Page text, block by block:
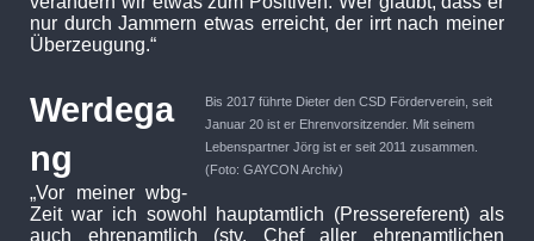
nur durch Jammern etwas erreicht, der irrt nach meiner
Überzeugung.“
Bis 2017 führte Dieter den CSD Förderverein, seit
Januar 20 ist er Ehrenvorsitzender. Mit seinem
Lebenspartner Jörg ist er seit 2011 zusammen.
(Foto: GAYCON Archiv)
Werdega
ng
„Vor meiner wbg-
Zeit war ich sowohl hauptamtlich (Pressereferent) als
auch ehrenamtlich (stv. Chef aller ehrenamtlichen